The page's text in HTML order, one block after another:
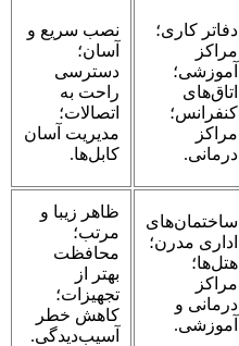
دفاتر کاری؛
مراکز
آموزشی؛
اتاق‌های
کنفرانس؛
مراکز
درمانی.
نصب سریع و
آسان؛
دسترسی
راحت به
اتصالات؛
مدیریت آسان
کابل‌ها.
ساختمان‌های
اداری مدرن؛
هتل‌ها؛
مراکز
درمانی و
آموزشی.
ظاهر زیبا و
مرتب؛
محافظت
بهتر از
تجهیزات؛
کاهش خطر
آسیب‌دیدگی.